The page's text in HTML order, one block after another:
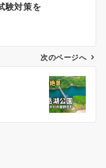
験対策を
次のページへ